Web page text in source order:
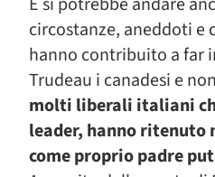
circostanze, aneddoti e
hanno contribuito a far
Trudeau i canadesi e
molti liberali italiani
leader, hanno ritenuto
come proprio padre